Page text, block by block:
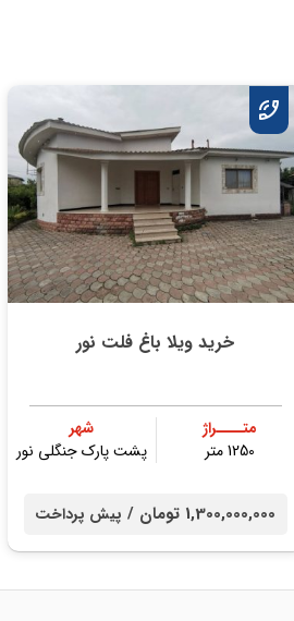
خرید ویلا باغ فلت نور
متــــراژ
1250 متر
شهر
پشت پارک جنگلی نور
1,300,000,000 تومان / پیش پرداخت